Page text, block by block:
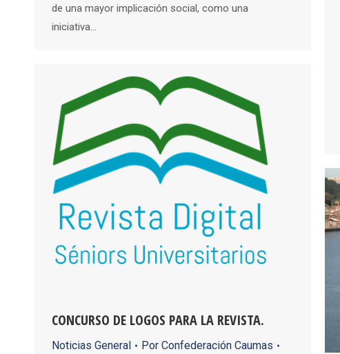
de una mayor implicación social, como una
iniciativa…
CONCURSO DE LOGOS PARA LA REVISTA.
Noticias General Por Confederación Caumas